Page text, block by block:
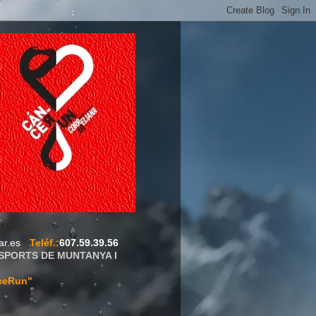
-Teléf.:607.59.39.56
DE MUNTANYA I